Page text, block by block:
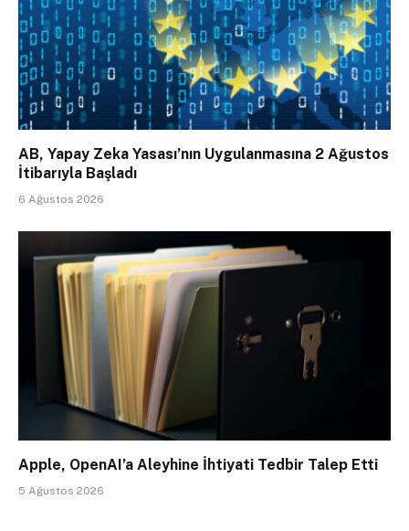
AB, Yapay Zeka Yasası’nın Uygulanmasına 2 Ağustos
İtibarıyla Başladı
6 Ağustos 2026
Apple, OpenAI’a Aleyhine İhtiyati Tedbir Talep Etti
5 Ağustos 2026